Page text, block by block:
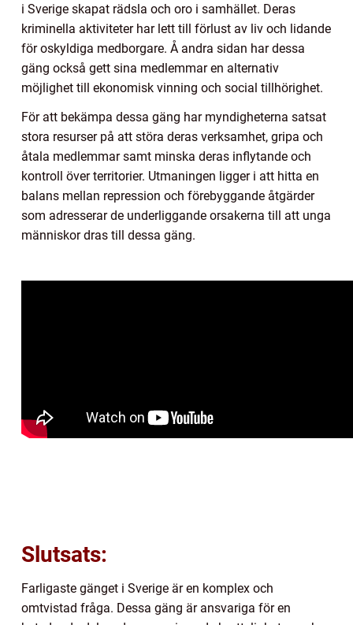
i Sverige skapat rädsla och oro i samhället. Deras
kriminella aktiviteter har lett till förlust av liv och lidande
för oskyldiga medborgare. Å andra sidan har dessa
gäng också gett sina medlemmar en alternativ
möjlighet till ekonomisk vinning och social tillhörighet.
För att bekämpa dessa gäng har myndigheterna satsat
stora resurser på att störa deras verksamhet, gripa och
åtala medlemmar samt minska deras inflytande och
kontroll över territorier. Utmaningen ligger i att hitta en
balans mellan repression och förebyggande åtgärder
som adresserar de underliggande orsakerna till att unga
människor dras till dessa gäng.
Slutsats:
Farligaste gänget i Sverige är en komplex och
omtvistad fråga. Dessa gäng är ansvariga för en